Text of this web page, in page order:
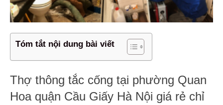
Tóm tắt nội dung bài viết
Thợ thông tắc cống tại phường Quan
Hoa quận Cầu Giấy Hà Nội giá rẻ chỉ